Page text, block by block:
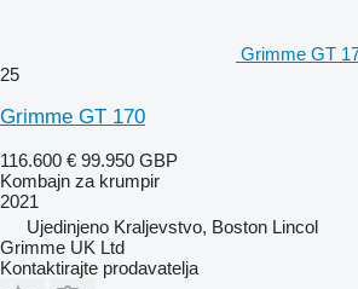
Grimme GT
25
Grimme GT 170
116.600 € 99.950 GBP
Kombajn za krumpir
2021
Ujedinjeno Kraljevstvo, Boston Lincol
Grimme UK Ltd
Kontaktirajte prodavatelja